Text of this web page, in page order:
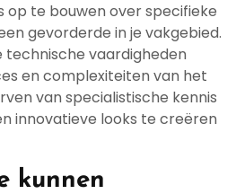
op te bouwen over specifieke
gevorderde in je vakgebied.
technische vaardigheden
en complexiteiten van het
van specialistische kennis
innovatieve looks te creëren
kunnen